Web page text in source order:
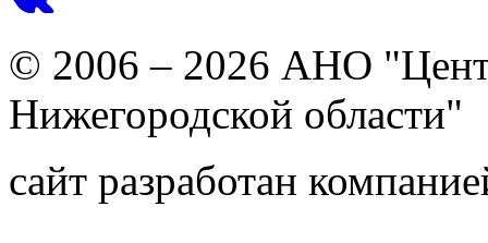
© 2006 – 2026 АНО
Нижегородской области"
сайт разработан